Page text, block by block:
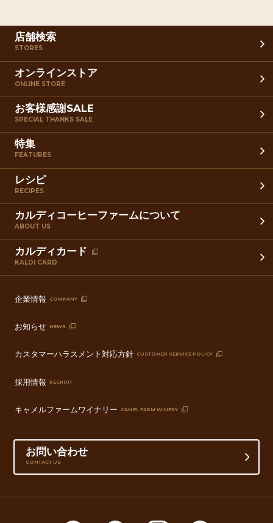
店舗検索
STORES
オンラインストア
ONLINE STORE
お客様感謝SALE
SPECIAL THANKS SALE
特集
FEATURES
レシピ
RECIPES
カルディコーヒーファームについて
ABOUT US
カルディカード
KALDI CARD
企業情報 COMPANY
お知らせ NEWS
カスタマーハラスメント対応方針 CUSTOMER SERVICE POLICY
採用情報 RECRUIT
キャメルファームワイナリー CAMEL FARM WINERY
お問い合わせ
CONTACT US